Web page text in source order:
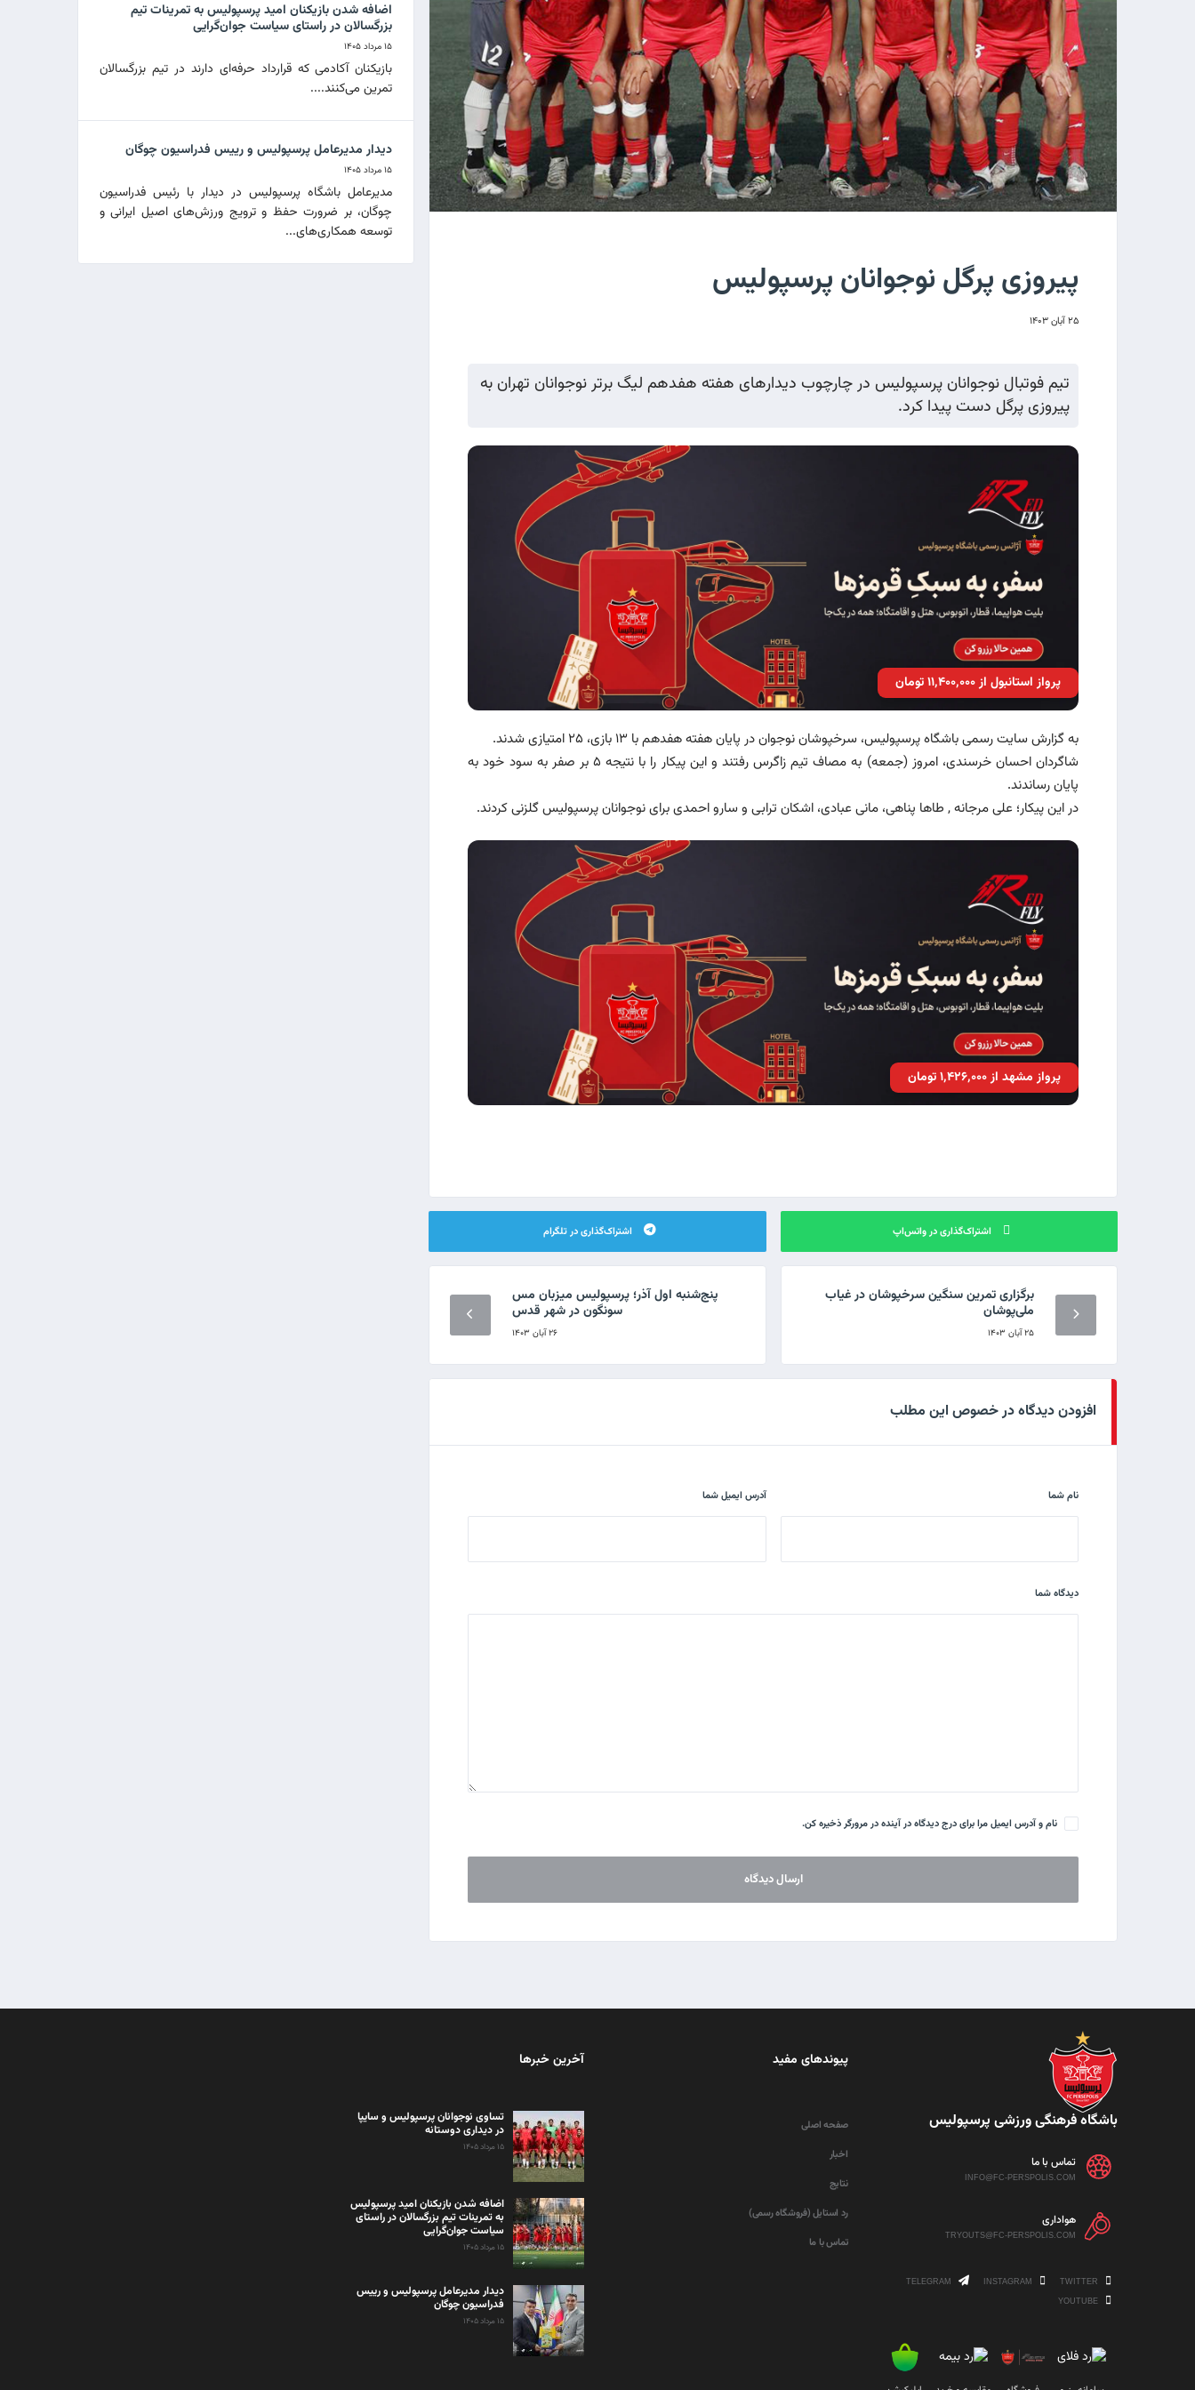
پیروزی پرگل نوجوانان پرسپولیس
۲۵ آبان ۱۴۰۳
تیم فوتبال نوجوانان پرسپولیس در چارچوب دیدارهای هفته هفدهم لیگ برتر نوجوانان تهران به
پیروزی پرگل دست پیدا کرد.
پرواز استانبول از ۱۱٬۴۰۰٬۰۰۰ تومان
به گزارش سایت رسمی باشگاه پرسپولیس، سرخپوشان نوجوان در پایان هفته هفدهم با ۱۳ بازی، ۲۵ امتیازی شدند.
شاگردان احسان خرسندی، امروز (جمعه) به مصاف تیم زاگرس رفتند و این پیکار را با نتیجه ۵ بر صفر به سود خود به
پایان رساندند.
در این پیکار؛ علی مرجانه , طاها پناهی، مانی عبادی، اشکان ترابی و سارو احمدی برای نوجوانان پرسپولیس گلزنی کردند.
پرواز مشهد از ۱٬۴۲۶٬۰۰۰ تومان
اشتراک‌گذاری در واتس‌اپ اشتراک‌گذاری در تلگرام
برگزاری تمرین سنگین سرخپوشان در غیاب
ملی‌پوشان
۲۵ آبان ۱۴۰۳
پنج‌شنبه اول آذر؛ پرسپولیس میزبان مس
سونگون در شهر قدس
۲۶ آبان ۱۴۰۳
افزودن دیدگاه در خصوص این مطلب
نام شما آدرس ایمیل شما
دیدگاه شما
نام و آدرس ایمیل مرا برای درج دیدگاه در آینده در مرورگر ذخیره کن.
اضافه شدن بازیکنان امید پرسپولیس به تمرینات تیم
بزرگسالان در راستای سیاست جوان‌گرایی
۱۵ مرداد ۱۴۰۵
بازیکنان آکادمی که قرارداد حرفه‌ای دارند در تیم بزرگسالان
تمرین می‌کنند....
دیدار مدیرعامل پرسپولیس و رییس فدراسیون چوگان
۱۵ مرداد ۱۴۰۵
مدیرعامل باشگاه پرسپولیس در دیدار با رئیس فدراسیون
چوگان، بر ضرورت حفظ و ترویج ورزش‌های اصیل ایرانی و
توسعه همکاری‌های...
باشگاه فرهنگی ورزشی پرسپولیس
تماس با ما
INFO@FC-PERSPOLIS.COM
هواداری
TRYOUTS@FC-PERSPOLIS.COM
پیوندهای مفید
صفحه اصلی
اخبار
نتایج
رد استایل (فروشگاه رسمی)
تماس با ما
آخرین خبرها
تساوی نوجوانان پرسپولیس و سایپا
در دیداری دوستانه
۱۵ مرداد ۱۴۰۵
اضافه شدن بازیکنان امید پرسپولیس
به تمرینات تیم بزرگسالان در راستای
سیاست جوان‌گرایی
۱۵ مرداد ۱۴۰۵
دیدار مدیرعامل پرسپولیس و رییس
فدراسیون چوگان
۱۵ مرداد ۱۴۰۵